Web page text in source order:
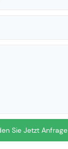
Sie Jetzt Anfrage